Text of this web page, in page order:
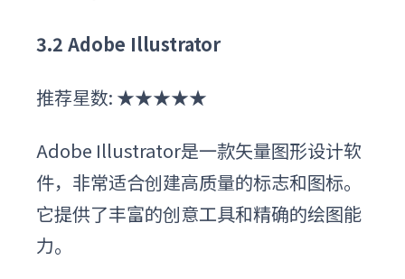
3.2 Adobe Illustrator
推荐星数: ★★★★★
Adobe Illustrator是一款矢量图形设计软
件，非常适合创建高质量的标志和图标。
它提供了丰富的创意工具和精确的绘图能
力。